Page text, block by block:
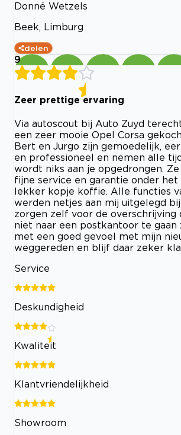
Donné Wetzels
Beek, Limburg
delen
9
Zeer prettige ervaring
Via autoscout bij Auto Zuyd
een zeer mooie Opel Corsa
Bert en Jurgo zijn gemoedelijk,
en professioneel en nemen alle
wordt niks aan je opgedrongen.
fijne service en garantie onder het
lekker kopje koffie. Alle functies
werden netjes aan mij uitgelegd
zorgen zelf voor de overschrijving
niet naar een postkantoor te gaan
met een goed gevoel met mijn
weggereden en blijf daar zeker
Service
Deskundigheid
Kwaliteit
Klantvriendelijkheid
Showroom